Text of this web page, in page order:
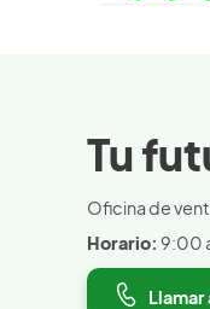
Tu
Oficina de
Horario: 9:00